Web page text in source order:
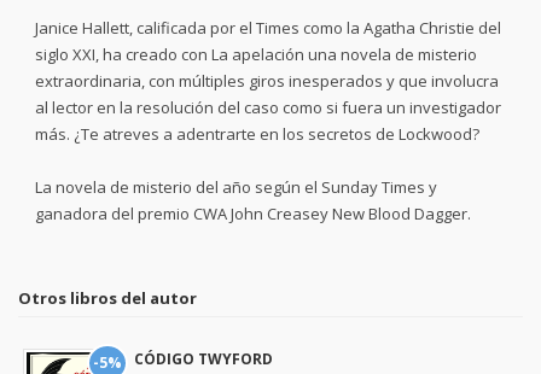
Janice Hallett, calificada por el Times como la Agatha Christie del
siglo XXI, ha creado con La apelación una novela de misterio
extraordinaria, con múltiples giros inesperados y que involucra
al lector en la resolución del caso como si fuera un investigador
más. ¿Te atreves a adentrarte en los secretos de Lockwood?
La novela de misterio del año según el Sunday Times y
ganadora del premio CWA John Creasey New Blood Dagger.
Otros libros del autor
-5%
CÓDIGO TWYFORD